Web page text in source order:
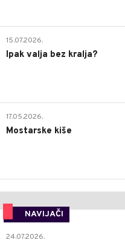
15.07.2026.
Ipak valja bez kralja?
17.05.2026.
Mostarske kiše
NAVIJAČI
24.07.2026.